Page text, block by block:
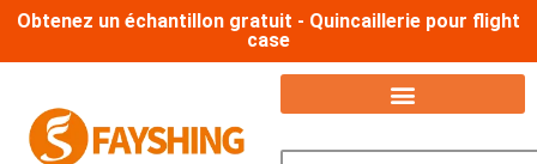
Obtenez un échantillon gratuit - Quincaillerie pour flight
case